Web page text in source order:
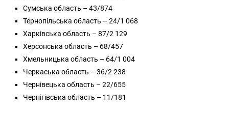
Сумська область – 43/874
Тернопільська область – 24/1 068
Харківська область – 87/2 129
Херсонська область – 68/457
Хмельницька область – 64/1 004
Черкаська область – 36/2 238
Чернівецька область – 22/655
Чернігівська область – 11/181